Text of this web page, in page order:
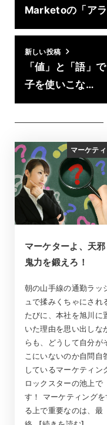
Marketoの「ア
新しい投稿
「値」と「語」
子を使いこな…
マーケテ
マーケターよ、天邪
鬼力を鍛えろ！
朝の山手線の通勤ラッ
ュで揉みくちゃにされ
たびに、本社を旭川に
いた理由を思い出しな
らも、どうして自分が
こにいないのか自問自
しているマーケティン
ロックスターの池上で
す！ マーケティングを
る上で重要なのは、最